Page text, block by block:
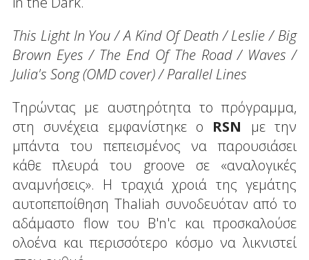
This Light In You / A Kind Of Death / Leslie / Big
Brown Eyes / The End Of The Road / Waves /
Julia's Song (OMD cover) / Parallel Lines
Τηρώντας με αυστηρότητα το πρόγραμμα,
στη συνέχεια εμφανίστηκε ο RSN με την
μπάντα του πεπεισμένος να παρουσιάσει
κάθε πλευρά του groove σε «αναλογικές
αναμνήσεις». Η τραχιά χροιά της γεμάτης
αυτοπεποίθηση Thaliah συνοδευόταν από το
αδάμαστο flow του B'n'c και προσκαλούσε
ολοένα και περισσότερο κόσμο να λικνιστεί